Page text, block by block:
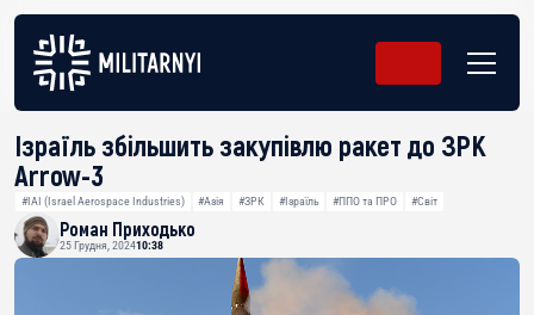
Ізраїль збільшить закупівлю ракет до ЗРК
Arrow-3
#IAI (Israel Aerospace Industries) #Азія #ЗРК #Ізраїль #ППО та ПРО #Світ
Роман Приходько
25 Грудня, 202410:38